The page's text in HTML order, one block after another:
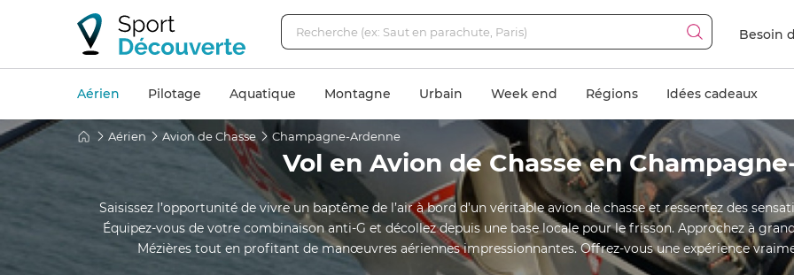
Besoin
Aérien Pilotage Aquatique Montagne Urbain Week end Régions Idées cadeaux
Aérien Avion de Chasse Champagne-Ardenne
Vol en Avion de Chasse en
Saisissez l’opportunité de vivre un baptême de l’air à bord d’un véritable avion de chasse et ressentez des
Équipez-vous de votre combinaison anti-G et décollez depuis une base locale pour le frisson. Approchez à
Mézières tout en profitant de manœuvres aériennes impressionnantes. Offrez-vous une expérience